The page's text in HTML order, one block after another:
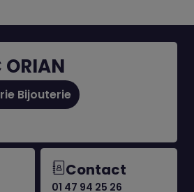
Bijouterie
Contact
01 47 94 25 26